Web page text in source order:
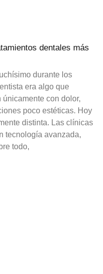
dentales más
durante los
era algo que
con dolor,
poco estéticas. Hoy
distinta. Las clínicas
tecnología avanzada,
todo,